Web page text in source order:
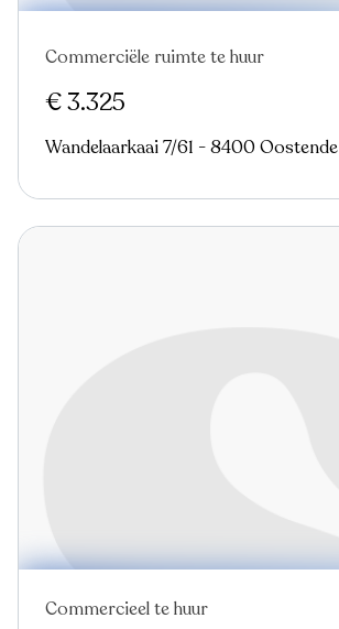
Nieuw
Commerciële ruimte te huur
€ 3.325
Wandelaarkaai 7/61 - 8400 Oostende
Nieuw
Commercieel te huur